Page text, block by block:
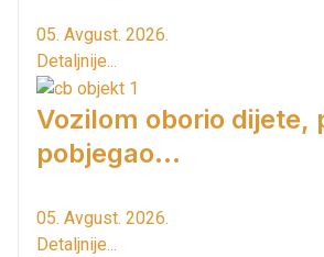
05. Avgust. 2026.
Detaljnije...
Vozilom oborio dijete,
pobjegao...
05. Avgust. 2026.
Detaljnije...